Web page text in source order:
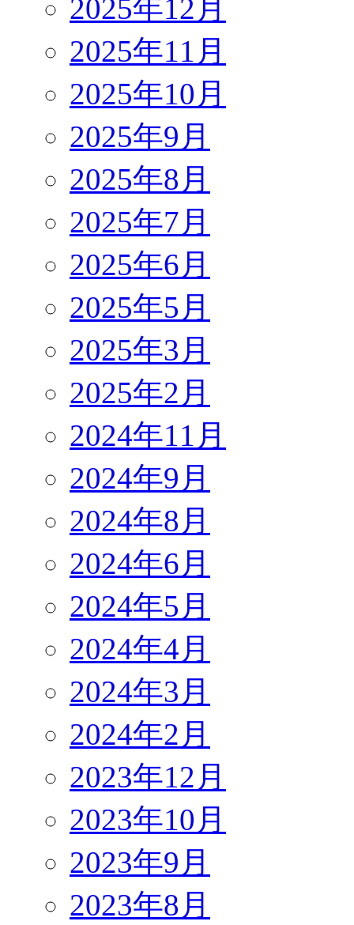
2025年12月
2025年11月
2025年10月
2025年9月
2025年8月
2025年7月
2025年6月
2025年5月
2025年3月
2025年2月
2024年11月
2024年9月
2024年8月
2024年6月
2024年5月
2024年4月
2024年3月
2024年2月
2023年12月
2023年10月
2023年9月
2023年8月